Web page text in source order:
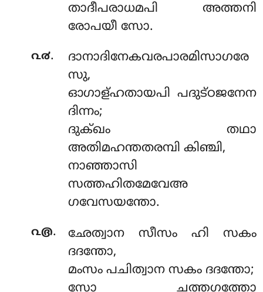
താദീപരാധമപി അത്തനി
രോപയീ സോ.
൨൪.
ദാനാദിനേകവരപാരമിസാഗരേ
സു,
ഓഗാള്ഹതായപി പദുട്ഠജനേന
ദിന്നം;
ദുക്ഖം തഥാ
അതിമഹന്തതരമ്പി കിഞ്ചി,
നാഞ്ഞാസി
സത്തഹിതമേവേഅ
ഗവേസയന്തോ.
൨൫.
ഛേത്വാന സീസം ഹി സകം
ദദന്തോ,
മംസം പചിത്വാന സകം ദദന്തോ;
സോ ചത്തഗത്തോ